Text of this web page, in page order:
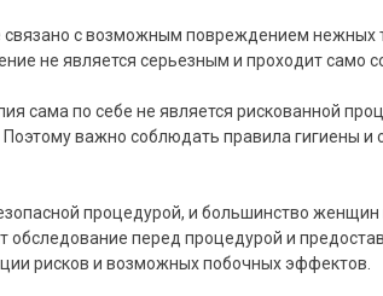
связано с возможным повреждением нежных
не является серьезным и проходит само
сама по себе не является рискованной
важно соблюдать правила гигиены и
процедурой, и большинство
перед процедурой и
рисков и возможных побочных эффектов.